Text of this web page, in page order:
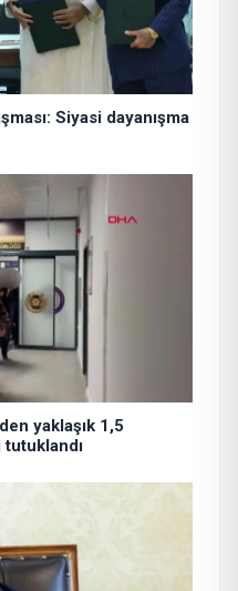
Siyasi dayanışma
yaklaşık 1,5